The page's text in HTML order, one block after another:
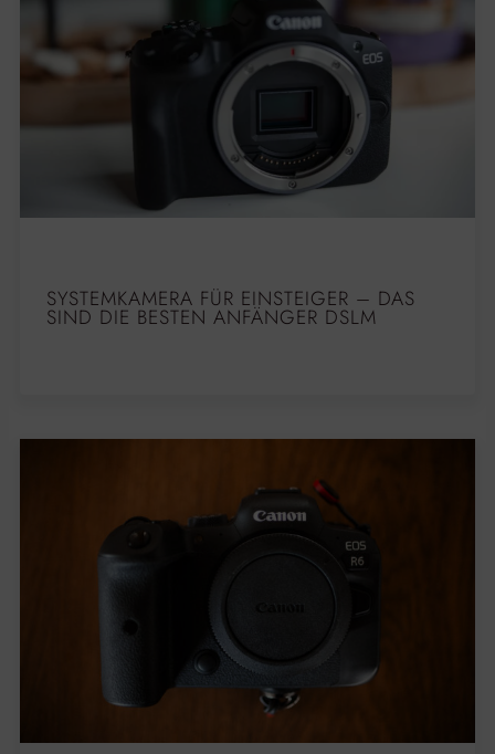
SYSTEMKAMERA FÜR EINSTEIGER – DAS
SIND DIE BESTEN ANFÄNGER DSLM